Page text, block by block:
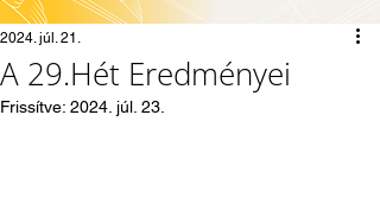
A 29.Hét Eredményei
2024. júl. 21.
Frissítve: 2024. júl. 23.